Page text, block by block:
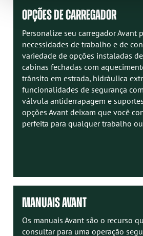
OPÇÕES DE CARREGADOR
Personalize seu carregador Avant
necessidades de trabalho e de
variedade de opções instaladas
cabinas fechadas com
trânsito em estrada, hidráulica
funcionalidades de segurança
válvula antiderrapagem e
opções Avant deixam que você
perfeita para qualquer trabalho
MANUAIS AVANT
Os manuais Avant são o recurso
consultar para uma operação